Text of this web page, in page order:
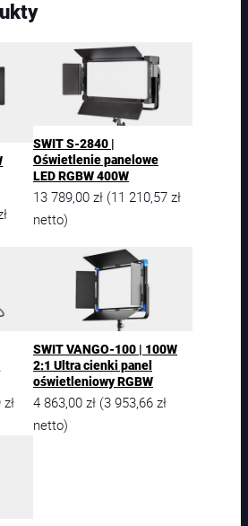
SWIT S-2840 |
Oświetlenie panelowe
LED RGBW 400W
13 789,00 zł (11 210,57 zł
netto)
zł
SWIT VANGO-100 | 100W
2:1 Ultra cienki panel
oświetleniowy RGBW
4 863,00 zł (3 953,66 zł
netto)